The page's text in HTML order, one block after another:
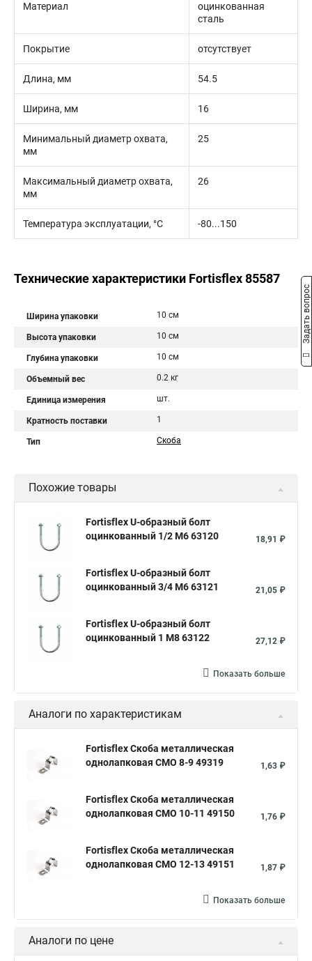
Материал
оцинкованная
сталь
Покрытие отсутствует
Длина, мм 54.5
Ширина, мм 16
Минимальный диаметр охвата,
мм
25
Максимальный диаметр охвата,
мм
26
Температура эксплуатации, °C -80...150
Технические характеристики Fortisflex 85587
Ширина упаковки 10 см
Высота упаковки 10 см
Глубина упаковки 10 см
Объемный вес 0.2 кг
Единица измерения шт.
Кратность поставки 1
Тип Скоба
Похожие товары
Fortisflex U-образный болт
оцинкованный 1/2 М6 63120
18,91 ₽
Fortisflex U-образный болт
оцинкованный 3/4 М6 63121
21,05 ₽
Fortisflex U-образный болт
оцинкованный 1 М8 63122
27,12 ₽
Показать больше
Аналоги по характеристикам
Fortisflex Скоба металлическая
однолапковая СМО 8-9 49319
1,63 ₽
Fortisflex Скоба металлическая
однолапковая СМО 10-11 49150
1,76 ₽
Fortisflex Скоба металлическая
однолапковая СМО 12-13 49151
1,87 ₽
Показать больше
Аналоги по цене
Задать вопрос